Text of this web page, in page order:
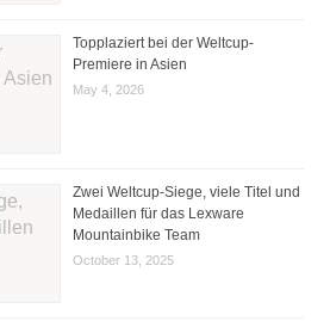
Topplaziert bei der Weltcup-
Premiere in Asien
May 4, 2026
Zwei Weltcup-Siege, viele Titel und
Medaillen für das Lexware
Mountainbike Team
October 13, 2025